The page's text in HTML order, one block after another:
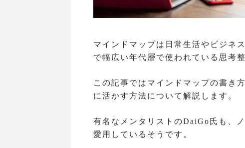
マインドマップは日常生活やビジネ
で幅広い年代層で使われている思考
この記事ではマインドマップの書き
に活かす方法について解説します。
有名なメンタリストのDaiGo氏も、
愛用しているそうです。